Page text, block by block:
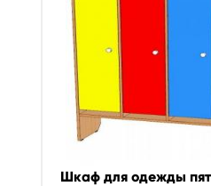
Шкаф для одежды